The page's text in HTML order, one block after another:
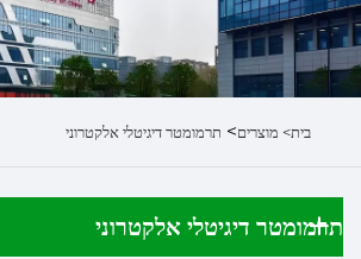
אודותינו
מוצרים
בית> מוצרים> תרמומטר דיגיטלי אלקטרוני
תרמומטר דיגיטלי אלקטרוני